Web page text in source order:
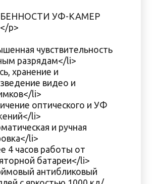
УФ-КАМЕР
p>
чувствительность
разрядам</li>
хранение и
видео и
li>
оптического и УФ
li>
и ручная
li>
4 часов работы от
батареи</li>
антибликовый